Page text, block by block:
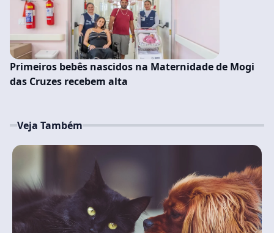
Primeiros bebês nascidos na Maternidade de Mogi
das Cruzes recebem alta
Veja Também